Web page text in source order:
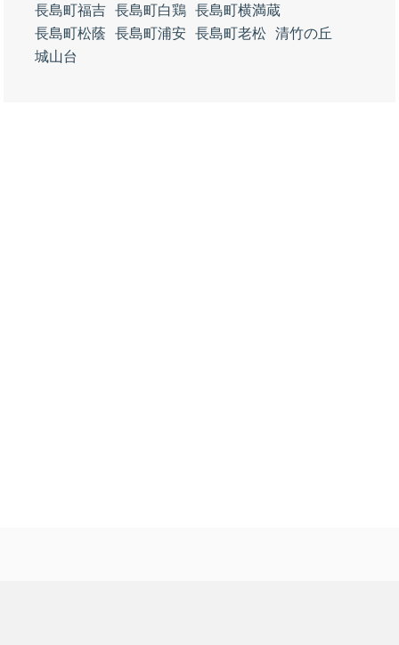
長島町福吉 長島町白鶏 長島町横満蔵
長島町松蔭
長島町浦安 長島町老松 清竹の丘
城山台